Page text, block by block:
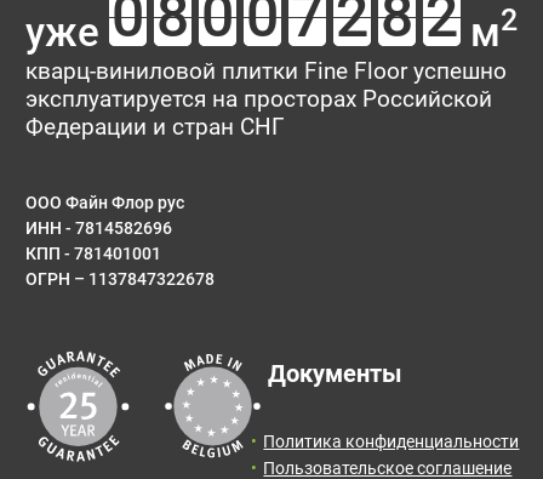
Тип укладки
Количество:
упак.
Итоговая
площадь:
0м2
Цена от:
Рейтинг:
Имя*
E-mail
Сообщение
уже м2
кварц-виниловой плитки Fine Floor успешно
эксплуатируется на просторах Российской
Федерации и стран СНГ
ООО Файн Флор рус
ИНН - 7814582696
КПП - 781401001
ОГРН – 1137847322678
Документы
Политика конфиденциальности
Пользовательское соглашение